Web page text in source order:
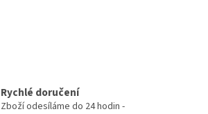
Rychlé doručení
Zboží odesíláme do 24 hodin -